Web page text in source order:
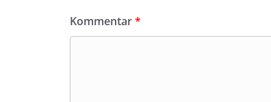
Kommentar*